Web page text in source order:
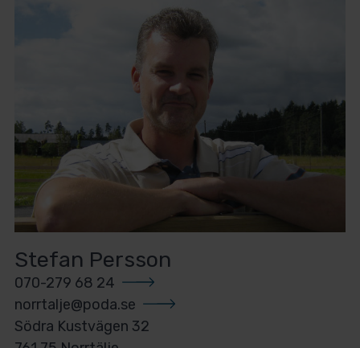
Stefan Persson
070-279 68 24
norrtalje@poda.se
Södra Kustvägen 32